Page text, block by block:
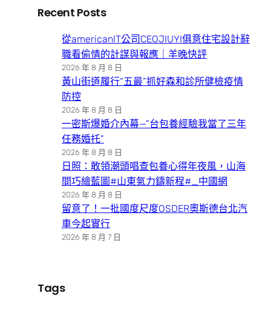
Recent Posts
從americanIT公司CEOJIUYI俱意住宅設計辭
職看偷情的計謀與報應｜羊晚快評
2026 年 8 月 8 日
黃山街道履行“五最”抓好森和診所健檢疫情
防控
2026 年 8 月 8 日
一密斯爆婚介內幕—”台包養經驗我當了三年
任務婚托”
2026 年 8 月 8 日
日照：敢領潮頭唱查包養心得年夜風，山海
間巧繪藍圖#山東氣力鑄新程#_中國網
2026 年 8 月 8 日
留意了！一批國度尺度OSDER奧斯德台北汽
車今起實行
2026 年 8 月 7 日
Tags